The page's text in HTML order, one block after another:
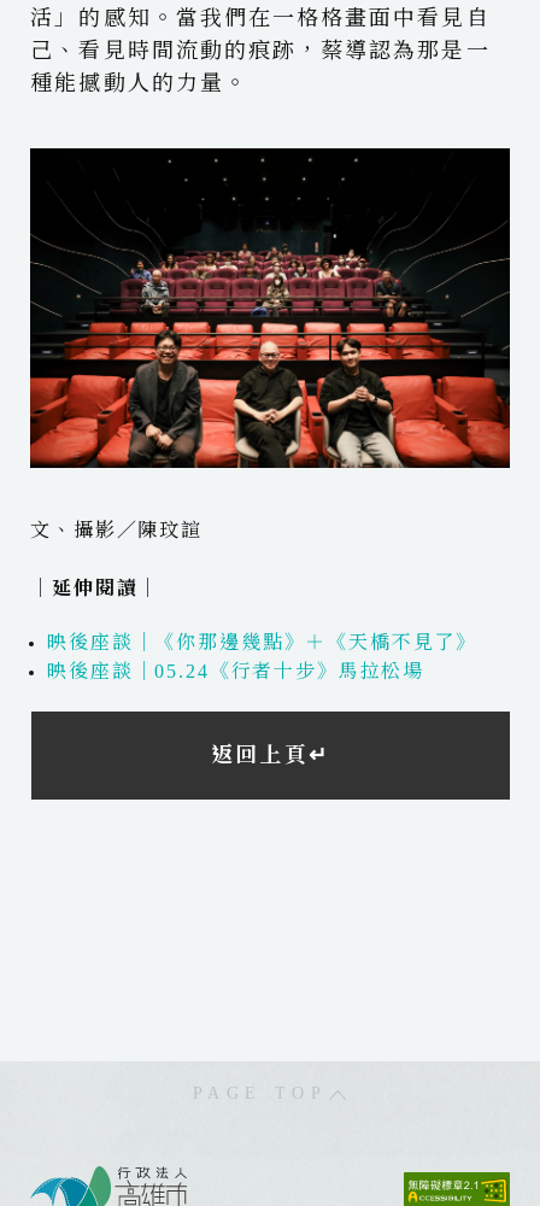
活」的感知。當我們在一格格畫面中看見自
己、看見時間流動的痕跡，蔡導認為那是一
種能撼動人的力量。
文、攝影／陳玟諠
｜延伸閱讀｜
映後座談｜《你那邊幾點》＋《天橋不見了》
映後座談｜05.24《行者十步》馬拉松場
返回上頁↵
PAGE TOP